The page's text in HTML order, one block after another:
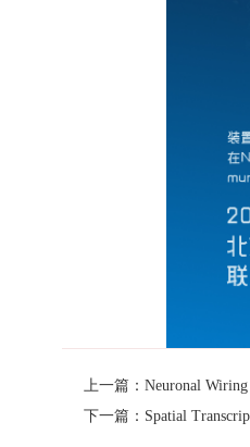
上一篇：Neuronal Wiring
下一篇：Spatial